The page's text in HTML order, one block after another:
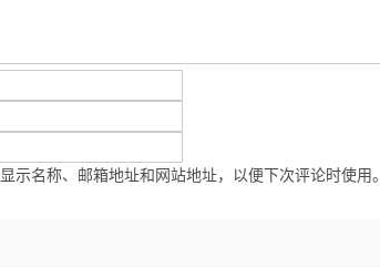
示名称、邮箱地址和网站地址，以便下次评论时使用。